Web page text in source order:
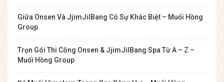
Giữa Onsen Và JjimJilBang Có Sự Khác Biệt – Muối Hồng
Group
Trọn Gói Thi Công Onsen & JjimJilBang Spa Từ A – Z –
Muối Hồng Group